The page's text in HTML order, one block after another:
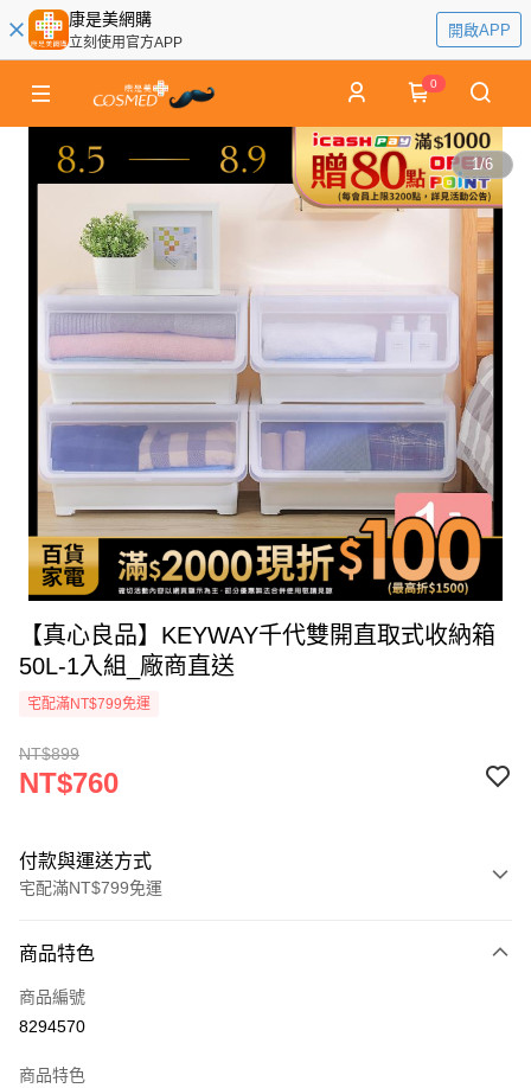
康是美網購
立刻使用官方APP
開啟APP
0
1/6
【真心良品】KEYWAY千代雙開直取式收納箱
50L-1入組_廠商直送
宅配滿NT$799免運
NT$899
NT$760
付款與運送方式
宅配滿NT$799免運
icash Pay
信用卡一次付款
商品特色
商品編號
8294570
商品特色